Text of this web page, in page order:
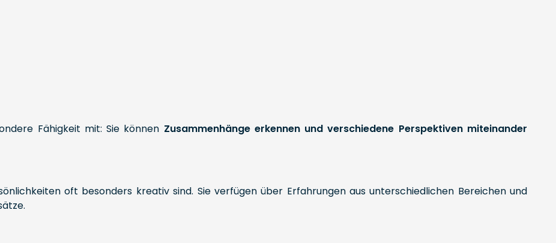
Fähigkeit mit: Sie können Zusammenhänge erkennen und verschiedene Perspektiven miteinander
oft besonders kreativ sind. Sie verfügen über Erfahrungen aus unterschiedlichen Bereichen und